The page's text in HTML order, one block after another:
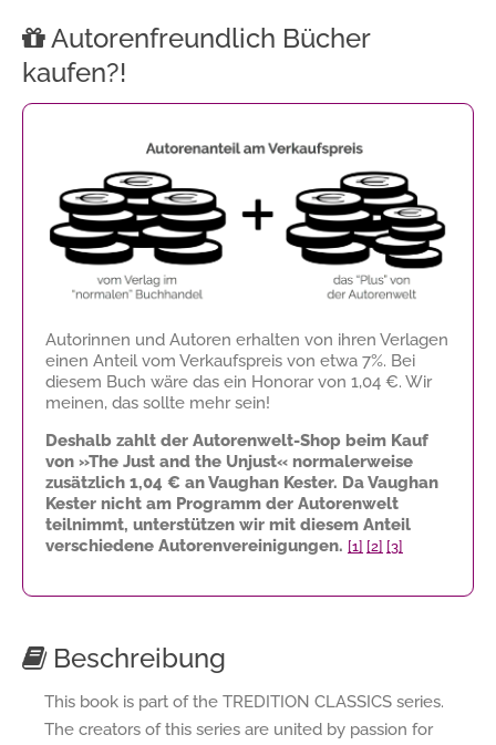
Autorenfreundlich Bücher
kaufen?!
Autorinnen und Autoren erhalten von ihren Verlagen
einen Anteil vom Verkaufspreis von etwa 7%. Bei
diesem Buch wäre das ein Honorar von 1,04 €. Wir
meinen, das sollte mehr sein!
Deshalb zahlt der Autorenwelt-Shop beim Kauf
von »The Just and the Unjust« normalerweise
zusätzlich 1,04 € an Vaughan Kester. Da Vaughan
Kester nicht am Programm der Autorenwelt
teilnimmt, unterstützen wir mit diesem Anteil
verschiedene Autorenvereinigungen. [1] [2] [3]
Beschreibung
This book is part of the TREDITION CLASSICS series.
The creators of this series are united by passion for